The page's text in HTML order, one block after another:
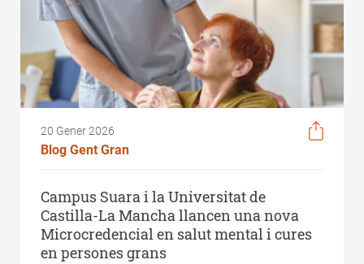
20 Gener 2026
Blog Gent Gran
Campus Suara i la Universitat de
Castilla-La Mancha llancen una nova
Microcredencial en salut mental i cures
en persones grans